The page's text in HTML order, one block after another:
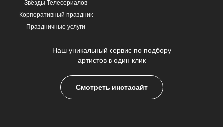
Звёзды Телесериалов
Корпоративный праздник
Праздничные услуги
Наш уникальный сервис по подбору
артистов в один клик
Смотреть инстасайт